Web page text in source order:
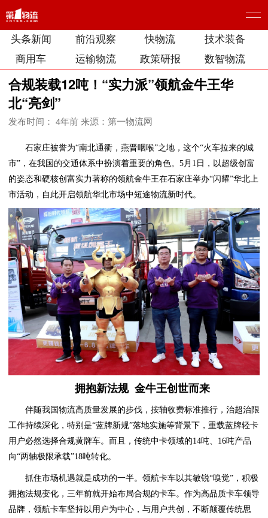
头条新闻 前沿观察 快物流
技术装备
商用车
运输物流 政策研报 数智物流
合规装载12吨！“实力派”领航金牛王华
北“亮剑”
发布时间： 4年前来源：第一物流网
石家庄被誉为“南北通衢，燕晋咽喉”之地，这个“火车拉来的城
市”，在我国的交通体系中扮演着重要的角色。5月1日，以超级创富
的姿态和硬核创富实力著称的领航金牛王在石家庄举办“闪耀”华北上
市活动，自此开启领航华北市场中短途物流新时代。
拥抱新法规 金牛王创世而来
伴随我国物流高质量发展的步伐，按轴收费标准推行，治超治限
工作持续深化，特别是“蓝牌新规”落地实施等背景下，重载蓝牌轻卡
用户必然选择合规黄牌车。而且，传统中卡领域的14吨、16吨产品
向“两轴极限承载”18吨转化。
抓住市场机遇就是成功的一半。领航卡车以其敏锐“嗅觉”，积极
拥抱法规变化，三年前就开始布局合规的卡车。作为高品质卡车领导
品牌，领航卡车坚持以用户为中心，与用户共创，不断颠覆传统思